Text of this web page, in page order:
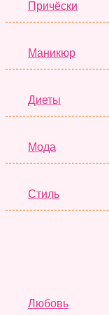
Причёски
Маникюр
Диеты
Мода
Стиль
Любовь